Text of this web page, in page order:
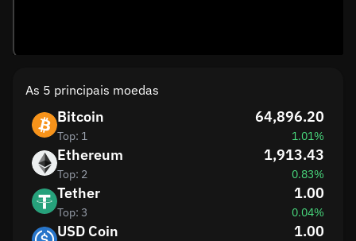
As 5 principais moedas
Bitcoin
Top: 1
64,896.20
1.01%
Ethereum
Top: 2
1,913.43
0.83%
Tether
Top: 3
1.00
0.04%
USD Coin 1.00